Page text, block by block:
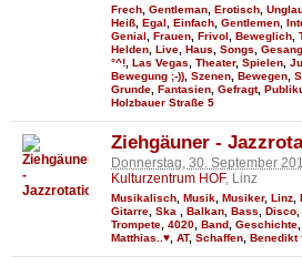
Frech Gentleman Erotisch
Heiß Egal Einfach Gentlemen
Genial
Frauen Frivol Beweglich
Helden Live Haus Songs Gesang
°^! Las Vegas Theater, Spielen
Bewegung ;-)) Szenen Bewegen
Grunde Fantasien Gefragt,
Holzbauer Straße 5
Ziehgäuner -
Donnerstag, 30. September
Kulturzentrum HOF, Linz
Musikalisch, Musik, Musiker, Linz,
Gitarre, Ska , Balkan, Bass, Disco,
Trompete, 4020, Band, Geschichte,
Matthias..♥, AT, Schaffen, Benedikt